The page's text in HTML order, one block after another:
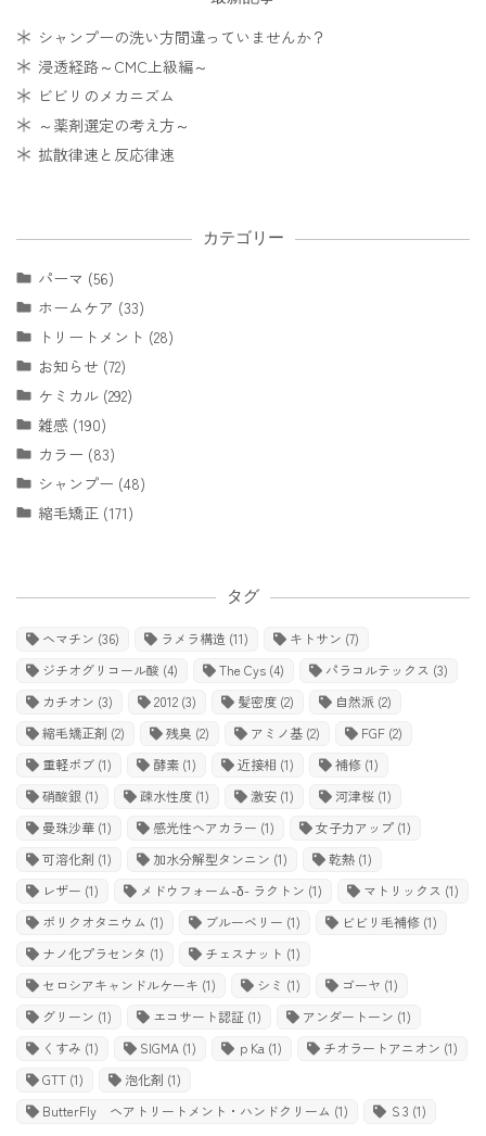
シャンプーの洗い方間違っていませんか？
浸透経路～CMC上級編～
ビビリのメカニズム
～薬剤選定の考え方～
拡散律速と反応律速
カテゴリー
パーマ (56)
ホームケア (33)
トリートメント (28)
お知らせ (72)
ケミカル (292)
雑感 (190)
カラー (83)
シャンプー (48)
縮毛矯正 (171)
タグ
ヘマチン (36) ラメラ構造 (11) キトサン (7)
ジチオグリコール酸 (4) The Cys (4) パラコルテックス (3)
カチオン (3) 2012 (3) 髪密度 (2) 自然派 (2)
縮毛矯正剤 (2) 残臭 (2) アミノ基 (2) FGF (2)
重軽ボブ (1) 酵素 (1) 近接相 (1) 補修 (1)
硝酸銀 (1) 疎水性度 (1) 激安 (1) 河津桜 (1)
曼珠沙華 (1) 感光性ヘアカラー (1) 女子力アップ (1)
可溶化剤 (1) 加水分解型タンニン (1) 乾熱 (1)
レザー (1) メドウフォーム-δ- ラクトン (1) マトリックス (1)
ポリクオタニウム (1) ブルーベリー (1) ビビリ毛補修 (1)
ナノ化プラセンタ (1) チェスナット (1)
セロシアキャンドルケーキ (1) シミ (1) ゴーヤ (1)
グリーン (1) エコサート認証 (1) アンダートーン (1)
くすみ (1) SIGMA (1) ｐKa (1) チオラートアニオン (1)
GTT (1) 泡化剤 (1)
ButterFly ヘアトリートメント・ハンドクリーム (1) Ｓ3 (1)